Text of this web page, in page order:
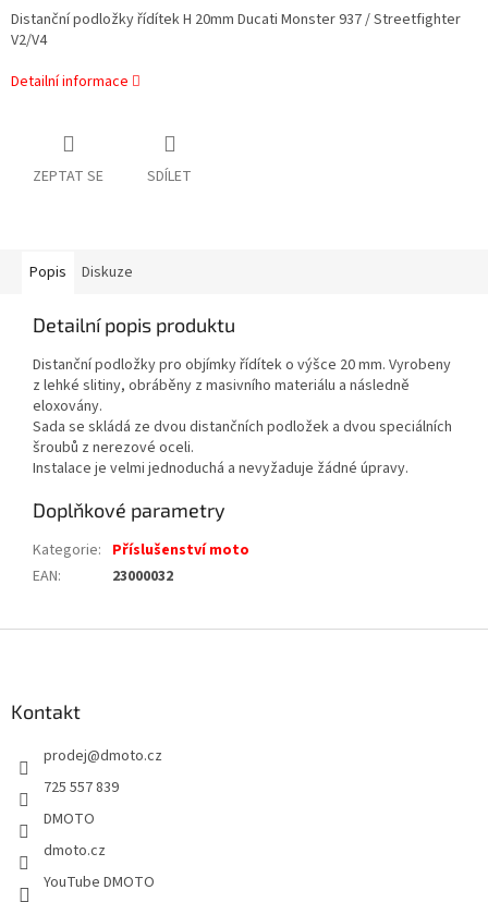
Distanční podložky řídítek H 20mm Ducati Monster 937 / Streetfighter
V2/V4
Detailní informace
ZEPTAT SE SDÍLET
Popis Diskuze
Detailní popis produktu
Distanční podložky pro objímky řídítek o výšce 20 mm. Vyrobeny
z lehké slitiny, obráběny z masivního materiálu a následně
eloxovány.
Sada se skládá ze dvou distančních podložek a dvou speciálních
šroubů z nerezové oceli.
Instalace je velmi jednoduchá a nevyžaduje žádné úpravy.
Doplňkové parametry
Kategorie: Příslušenství moto
EAN: 23000032
Kontakt
prodej@dmoto.cz
725 557 839
DMOTO
dmoto.cz
YouTube DMOTO